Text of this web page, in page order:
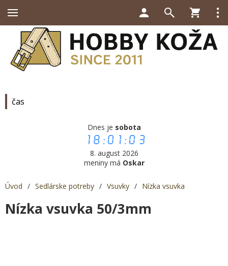
čas
Dnes je sobota
18:01:03
8. august 2026
meniny má Oskar
Úvod / Sedlárske potreby / Vsuvky / Nízka vsuvka
Nízka vsuvka 50/3mm